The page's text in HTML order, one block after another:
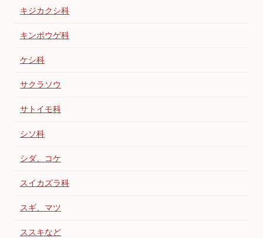
キジカクシ科
キンポウゲ科
ケシ科
サクラソウ
サトイモ科
シソ科
シダ、コケ
スイカズラ科
スギ、マツ
ススキなど